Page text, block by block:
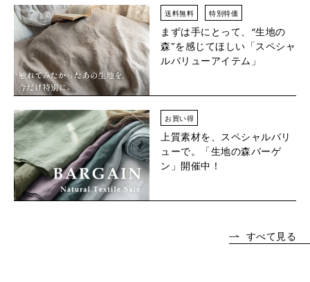
送料無料 特別特価
まずは手にとって、“生地の
森”を感じてほしい「スペシャ
ルバリューアイテム」
お買い得
上質素材を、スペシャルバリ
ューで。「生地の森バーゲ
ン」開催中！
すべて見る